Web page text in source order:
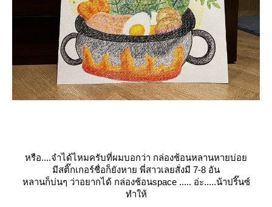
หรือ....จำได้ไหมครับที่ผมบอกว่า กล่องช้อนหลานหายบ่อ
มีสติ๊กเกอร์ชื่อก็ยังหาย พี่สาวเลยสั่งมี 7-8 อัน
หลานก็บ่นๆ ว่าอยากได้ กล่องช้อนspace ..... อ่ะ.....น้าปริ๊นซ์
ทำให้